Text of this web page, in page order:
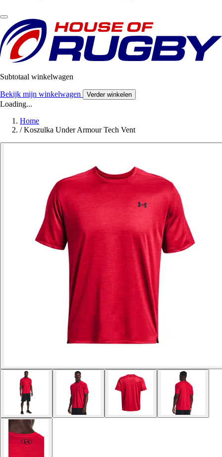
Subtotaal winkelwagen
Bekijk mijn winkelwagen Verder winkelen
Loading...
Home
/ Koszulka Under Armour Tech Vent